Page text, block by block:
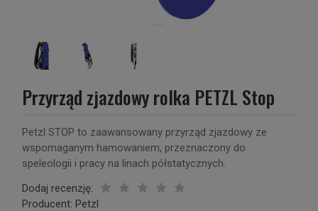
Przyrząd zjazdowy rolka PETZL Stop
Petzl STOP to zaawansowany przyrząd zjazdowy ze
wspomaganym hamowaniem, przeznaczony do
speleologii i pracy na linach półstatycznych.
Dodaj recenzję:
Producent: Petzl